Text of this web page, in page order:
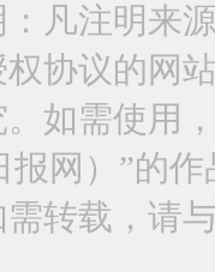
凡注明来
协议的网
如需使用
网）”的
转载，请